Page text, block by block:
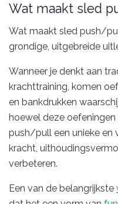
Wat maakt sled
Wat maakt sled push/
grondige, uitgebreide
Wanneer je denkt aan
krachttraining, komen
en bankdrukken
hoewel deze
push/pull een unieke en
kracht,
verbeteren.
Een van de belangrijkste